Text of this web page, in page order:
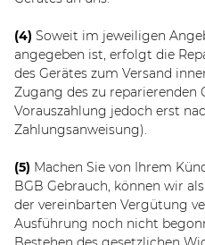
(4) Soweit im jeweiligen
angegeben ist, erfolgt die
des Gerätes zum Versand
Zugang des zu reparierenden
Vorauszahlung jedoch erst
Zahlungsanweisung).
(5) Machen Sie von Ihrem
BGB Gebrauch, können wir
der vereinbarten Vergütung
Ausführung noch nicht